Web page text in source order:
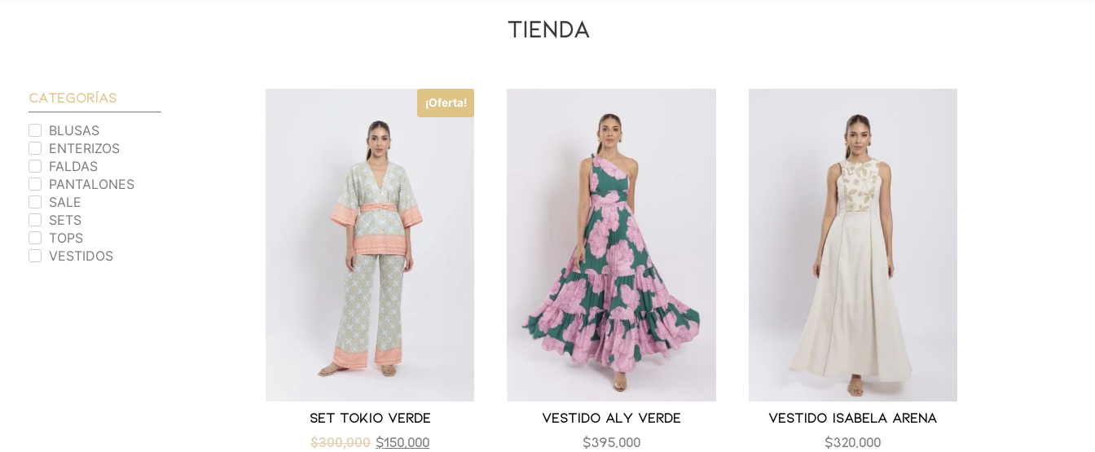
tienda
categorías
BLUSAS
ENTERIZOS
FALDAS
PANTALONES
SALE
SETS
TOPS
VESTIDOS
¡Oferta!
Set tokio verde
$300,000 $150,000
Vestido aly verde
$395,000
Vestido isabela arena
$320,000